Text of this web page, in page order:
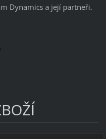
Dynamics a její partneři.